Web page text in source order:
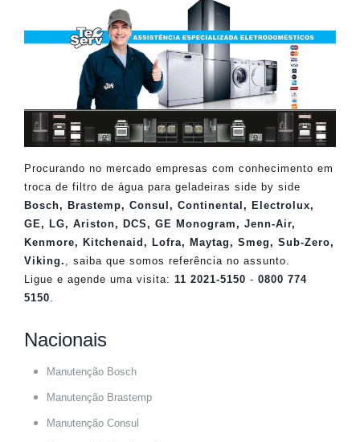
Procurando no mercado empresas com conhecimento em
troca de filtro de água para geladeiras side by side
Bosch, Brastemp, Consul , Continental , Electrolux,
GE, LG, Ariston, DCS , GE Monogram , Jenn-Air,
Kenmore, Kitchenaid , Lofra, Maytag , Smeg , Sub-Zero,
Viking. , saiba que somos referência no assunto.
Ligue e agende uma visita: 11 2021-5150 - 0800 774
5150.
Nacionais
Manutenção Bosch
Manutenção Brastemp
Manutenção Consul